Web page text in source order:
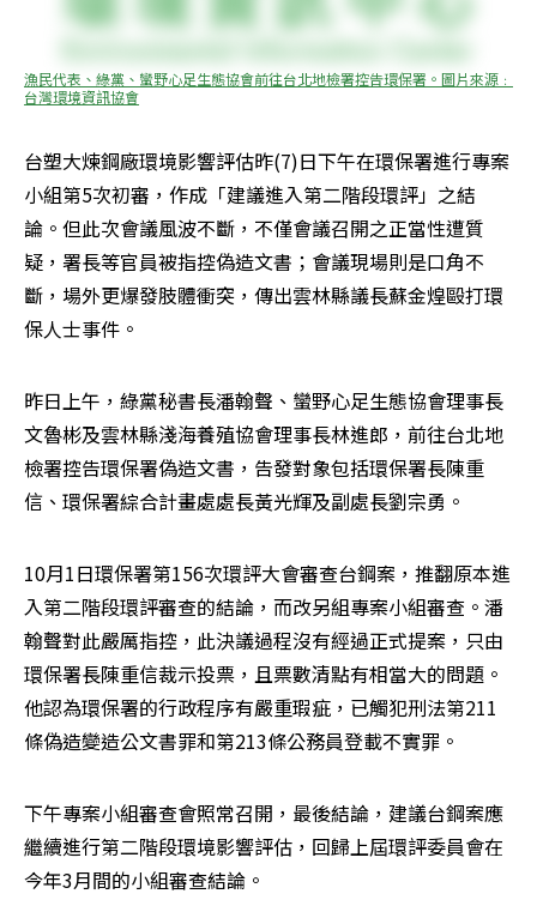
漁民代表、綠黨、蠻野心足生態協會前往台北地檢署控告環保署。圖片來源﹕
台灣環境資訊協會
台塑大煉鋼廠環境影響評估昨(7)日下午在環保署進行專案
小組第5次初審，作成「建議進入第二階段環評」之結
論。但此次會議風波不斷，不僅會議召開之正當性遭質
疑，署長等官員被指控偽造文書；會議現場則是口角不
斷，場外更爆發肢體衝突，傳出雲林縣議長蘇金煌毆打環
保人士事件。
昨日上午，綠黨秘書長潘翰聲、蠻野心足生態協會理事長
文魯彬及雲林縣淺海養殖協會理事長林進郎，前往台北地
檢署控告環保署偽造文書，告發對象包括環保署長陳重
信、環保署綜合計畫處處長黃光輝及副處長劉宗勇。
10月1日環保署第156次環評大會審查台鋼案，推翻原本進
入第二階段環評審查的結論，而改另組專案小組審查。潘
翰聲對此嚴厲指控，此決議過程沒有經過正式提案，只由
環保署長陳重信裁示投票，且票數清點有相當大的問題。
他認為環保署的行政程序有嚴重瑕疵，已觸犯刑法第211
條偽造變造公文書罪和第213條公務員登載不實罪。
下午專案小組審查會照常召開，最後結論，建議台鋼案應
繼續進行第二階段環境影響評估，回歸上屆環評委員會在
今年3月間的小組審查結論。